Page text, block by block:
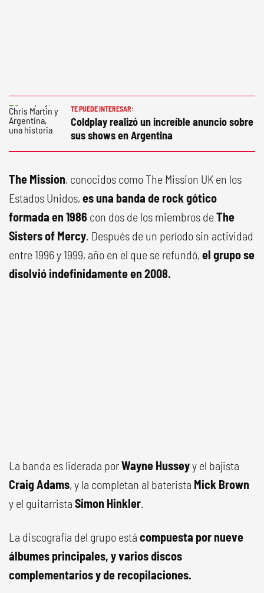
TE PUEDE INTERESAR:
Coldplay realizó un increíble anuncio sobre
sus shows en Argentina
The Mission, conocidos como The Mission UK en los
Estados Unidos, es una banda de rock gótico
formada en 1986 con dos de los miembros deThe
Sisters of Mercy. Después de un período sin actividad
entre 1996 y 1999, año en el que se refundó, el grupo se
disolvió indefinidamente en 2008.
La banda es liderada porWayne Husseyy el bajista
Craig Adams, y la completan al baterista Mick Brown
y el guitarrista Simon Hinkler.
La discografía del grupo está compuesta por nueve
álbumes principales, y varios discos
complementarios y de recopilaciones.